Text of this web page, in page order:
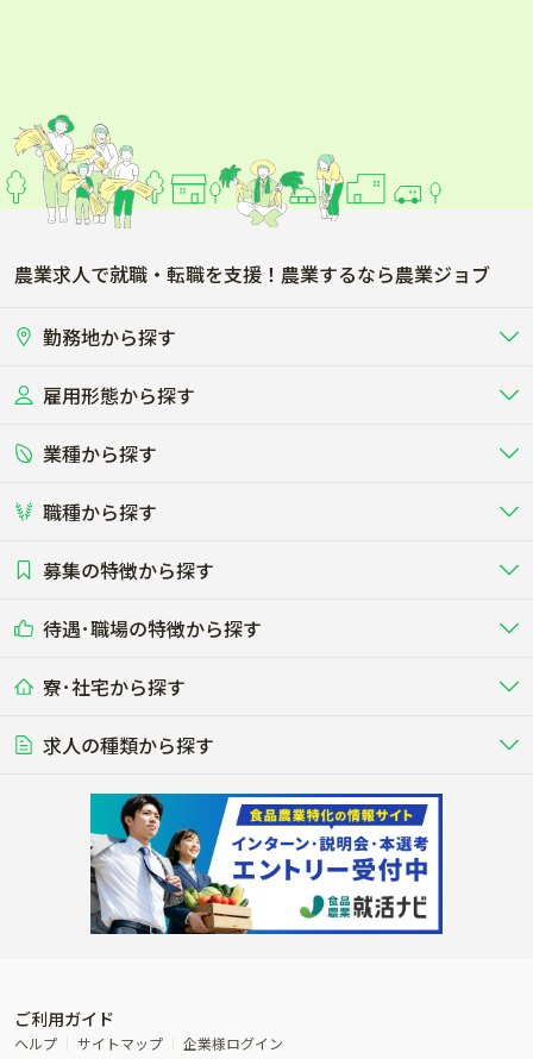
農業求人で就職・転職を支援！農業するなら農業ジョブ
勤務地から探す
北海道
関東
東海
雇用形態から探す
正社員 バイト・アルバイト・パート
短期アルバイト
その他（独立・副業など）
業種から探す
畜産（酪農･肉牛･養豚･養鶏など）
酪農
する牧場
養豚
る養豚場
レースで活躍する馬の手入れや子馬
その他畜産
その他動物の畜産業（羊、ウズラな
ど）
畑・圃場で野菜・穀物を生産 ビニールハウスで多様な野菜の生産
稲作
ビニールハウスで観賞用植物の栽
植物工場
環境制御された工場で野菜の生産管
理
農業資材･肥料
農場設備・肥料・飼料の生産・流
農業用の機械・機材の開発・販
流通･商社
農産物・農産品の物流・卸し・輸出
入
製造･加工･販売 福祉
その他農業関連企業
その他業種
木材の植林・伐採・加工、または
漁業･養殖
魚介類の採捕・養殖、または水産加
工場
職種から探す
農場･牧場･現場職
専門職（獣医師･人工授精師･
研究･開発 WEB･IT
その他職種
募集の特徴から探す
未経験歓迎
学歴不問
50代採用実績あり
AT免許OK
内定まで最短1週間 管理者･幹部採用
待遇･職場の特徴から探す
社会保険完備
食事補助あり
年間休日100日以上
経験者優遇 独立支援可能
寮･社宅から探す
単身寮あり
寮･社宅相談可
求人の種類から探す
転職おまかせ求人
ご利用ガイド
ヘルプ サイトマップ 企業様ログイン